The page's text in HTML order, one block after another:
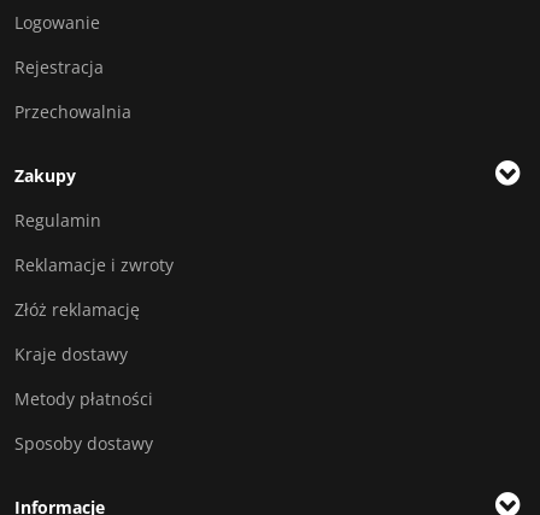
Logowanie
Rejestracja
Przechowalnia
Zakupy
Regulamin
Reklamacje i zwroty
Złóż reklamację
Kraje dostawy
Metody płatności
Sposoby dostawy
Informacje